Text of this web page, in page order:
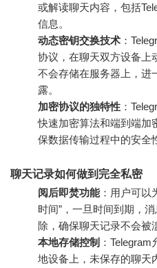
或解读聊天内容，包括
信息。
动态密钥交换技术 ：
协议，在聊天双方设备上
不会存储在服务器上，进
露。
加密协议的独特性 ：
快速加密算法和端到端加
保数据传输过程中的安全
聊天记录如何做到完全私密
阅后即焚功能：用户可以
时间”，一旦时间到期，
除，确保聊天记录不会被
本地存储控制 ：
地设备上，未保存的聊天